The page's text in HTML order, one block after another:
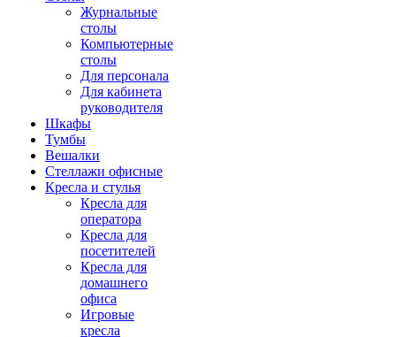
Журнальные
столы
Компьютерные
столы
Для персонала
Для кабинета
руководителя
Шкафы
Тумбы
Вешалки
Стеллажи офисные
Кресла и стулья
Кресла для
оператора
Кресла для
посетителей
Кресла для
домашнего
офиса
Игровые
кресла